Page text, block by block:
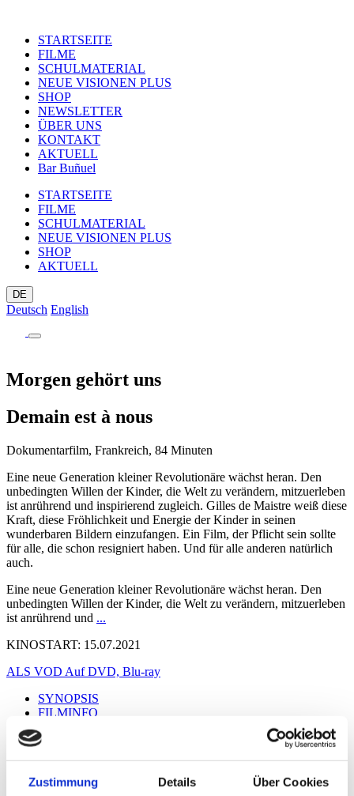
Zustimmung Details Über Cookies
STARTSEITE
FILME
SCHULMATERIAL
NEUE VISIONEN PLUS
SHOP
NEWSLETTER
ÜBER UNS
KONTAKT
AKTUELL
Bar Buñuel
STARTSEITE
FILME
SCHULMATERIAL
NEUE VISIONEN PLUS
SHOP
AKTUELL
DE
Deutsch English
Morgen gehört uns
Demain est à nous
Dokumentarfilm, Frankreich, 84 Minuten
Eine neue Generation kleiner Revolutionäre wächst heran. Den
unbedingten Willen der Kinder, die Welt zu verändern, mitzuerleben
ist anrührend und inspirierend zugleich. Gilles de Maistre weiß diese
Kraft, diese Fröhlichkeit und Energie der Kinder in seinen
wunderbaren Bildern einzufangen. Ein Film, der Pflicht sein sollte
für alle, die schon resigniert haben. Und für alle anderen natürlich
auch.
Eine neue Generation kleiner Revolutionäre wächst heran. Den
unbedingten Willen der Kinder, die Welt zu verändern, mitzuerleben
ist anrührend und ...
KINOSTART: 15.07.2021
ALS VOD Auf DVD, Blu-ray
SYNOPSIS
FILMINFO
CAST & CREW
GALERIE